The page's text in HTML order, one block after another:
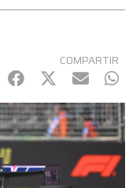
COMPARTIR
Facebook
Twitter
mail